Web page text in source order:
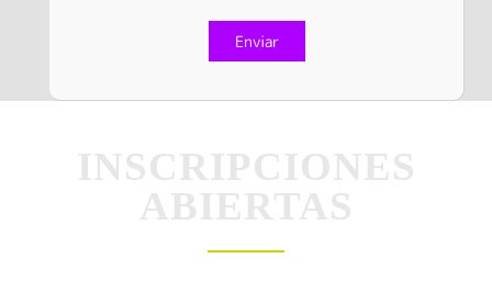
INSCRIPCIONES
ABIERTAS